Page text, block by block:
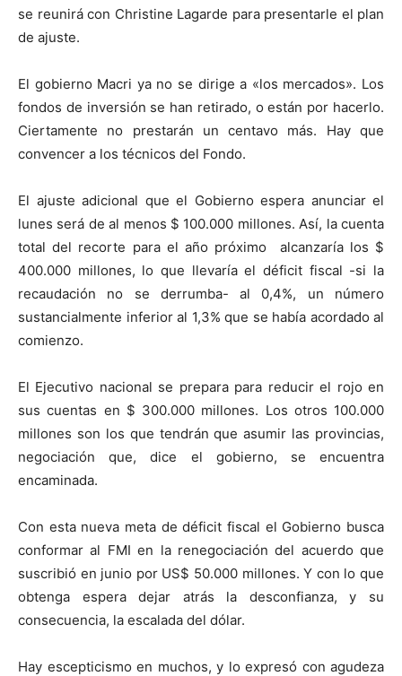
se reunirá con Christine Lagarde para presentarle el plan
de ajuste.
El gobierno Macri ya no se dirige a «los mercados». Los
fondos de inversión se han retirado, o están por hacerlo.
Ciertamente no prestarán un centavo más. Hay que
convencer a los técnicos del Fondo.
El ajuste adicional que el Gobierno espera anunciar el
lunes será de al menos $ 100.000 millones. Así, la cuenta
total del recorte para el año próximo alcanzaría los $
400.000 millones, lo que llevaría el déficit fiscal -si la
recaudación no se derrumba- al 0,4%, un número
sustancialmente inferior al 1,3% que se había acordado al
comienzo.
El Ejecutivo nacional se prepara para reducir el rojo en
sus cuentas en $ 300.000 millones. Los otros 100.000
millones son los que tendrán que asumir las provincias,
negociación que, dice el gobierno, se encuentra
encaminada.
Con esta nueva meta de déficit fiscal el Gobierno busca
conformar al FMI en la renegociación del acuerdo que
suscribió en junio por US$ 50.000 millones. Y con lo que
obtenga espera dejar atrás la desconfianza, y su
consecuencia, la escalada del dólar.
Hay escepticismo en muchos, y lo expresó con agudeza